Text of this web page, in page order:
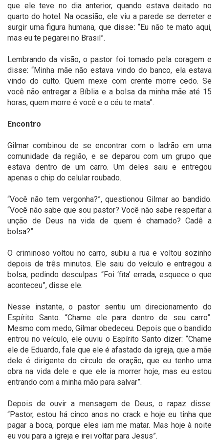
que ele teve no dia anterior, quando estava deitado no
quarto do hotel. Na ocasião, ele viu a parede se derreter e
surgir uma figura humana, que disse: “Eu não te mato aqui,
mas eu te pegarei no Brasil”.
Lembrando da visão, o pastor foi tomado pela coragem e
disse: “Minha mãe não estava vindo do banco, ela estava
vindo do culto. Quem mexe com crente morre cedo. Se
você não entregar a Bíblia e a bolsa da minha mãe até 15
horas, quem morre é você e o céu te mata”.
Encontro
Gilmar combinou de se encontrar com o ladrão em uma
comunidade da região, e se deparou com um grupo que
estava dentro de um carro. Um deles saiu e entregou
apenas o chip do celular roubado.
“Você não tem vergonha?”, questionou Gilmar ao bandido.
“Você não sabe que sou pastor? Você não sabe respeitar a
unção de Deus na vida de quem é chamado? Cadê a
bolsa?”
O criminoso voltou no carro, subiu a rua e voltou sozinho
depois de três minutos. Ele saiu do veículo e entregou a
bolsa, pedindo desculpas. “Foi ‘fita’ errada, esquece o que
aconteceu”, disse ele.
Nesse instante, o pastor sentiu um direcionamento do
Espírito Santo. “Chame ele para dentro de seu carro”.
Mesmo com medo, Gilmar obedeceu. Depois que o bandido
entrou no veículo, ele ouviu o Espírito Santo dizer: “Chame
ele de Eduardo, fale que ele é afastado da igreja, que a mãe
dele é dirigente do círculo de oração, que eu tenho uma
obra na vida dele e que ele ia morrer hoje, mas eu estou
entrando com a minha mão para salvar”.
Depois de ouvir a mensagem de Deus, o rapaz disse:
“Pastor, estou há cinco anos no crack e hoje eu tinha que
pagar a boca, porque eles iam me matar. Mas hoje à noite
eu vou para a igreja e irei voltar para Jesus”.